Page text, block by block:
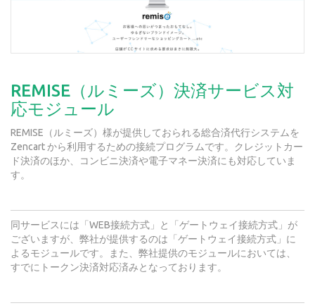
REMISE（ルミーズ）決済サービス対
応モジュール
REMISE（ルミーズ）様が提供しておられる総合済代行システムを
Zencart から利用するための接続プログラムです。クレジットカー
ド決済のほか、コンビニ決済や電子マネー決済にも対応していま
す。
同サービスには「WEB接続方式」と「ゲートウェイ接続方式」が
ございますが、弊社が提供するのは「ゲートウェイ接続方式」に
よるモジュールです。また、弊社提供のモジュールにおいては、
すでにトークン決済対応済みとなっております。